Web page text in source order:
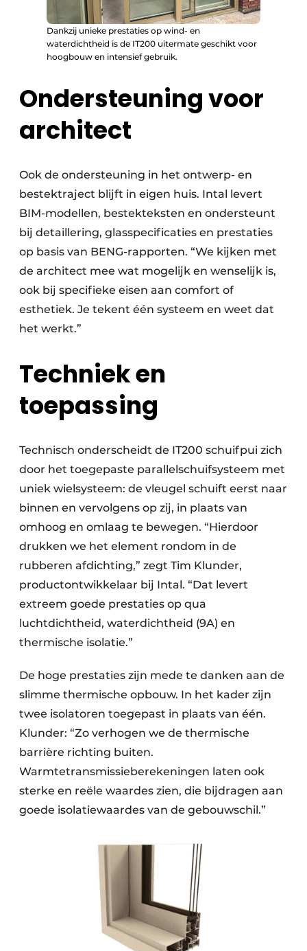
Dankzij unieke prestaties op wind- en
waterdichtheid is de IT200 uitermate geschikt voor
hoogbouw en intensief gebruik.
Ondersteuning voor
architect
Ook de ondersteuning in het ontwerp- en
bestektraject blijft in eigen huis. Intal levert
BIM-modellen, bestekteksten en ondersteunt
bij detaillering, glasspecificaties en prestaties
op basis van BENG-rapporten. “We kijken met
de architect mee wat mogelijk en wenselijk is,
ook bij specifieke eisen aan comfort of
esthetiek. Je tekent één systeem en weet dat
het werkt.”
Techniek en
toepassing
Technisch onderscheidt de IT200 schuifpui zich
door het toegepaste parallelschuifsysteem met
uniek wielsysteem: de vleugel schuift eerst naar
binnen en vervolgens op zij, in plaats van
omhoog en omlaag te bewegen. “Hierdoor
drukken we het element rondom in de
rubberen afdichting,” zegt Tim Klunder,
productontwikkelaar bij Intal. “Dat levert
extreem goede prestaties op qua
luchtdichtheid, waterdichtheid (9A) en
thermische isolatie.”
De hoge prestaties zijn mede te danken aan de
slimme thermische opbouw. In het kader zijn
twee isolatoren toegepast in plaats van één.
Klunder: “Zo verhogen we de thermische
barrière richting buiten.
Warmtetransmissieberekeningen laten ook
sterke en reële waardes zien, die bijdragen aan
goede isolatiewaardes van de gebouwschil.”